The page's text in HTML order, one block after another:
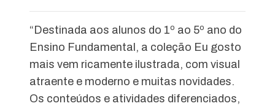
“Destinada aos alunos do 1º ao 5º ano do
Ensino Fundamental, a coleção Eu gosto
mais vem ricamente ilustrada, com visual
atraente e moderno e muitas novidades.
Os conteúdos e atividades diferenciados,